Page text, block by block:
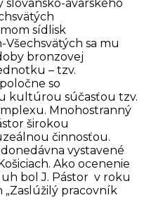
avarského
sídlisk
Všechsvätých sa mu
bronzovej
– tzv.
so
kultúrou súčasťou tzv.
Mnohostranný
širokou
činnosťou.
vystavené
Ako ocenenie
bol J. Pástor v roku
pracovník